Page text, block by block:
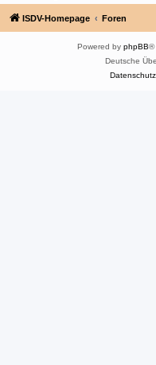
ISDV-Homepage Foren
Powered by phpBB®
Deutsche
Datenschutz